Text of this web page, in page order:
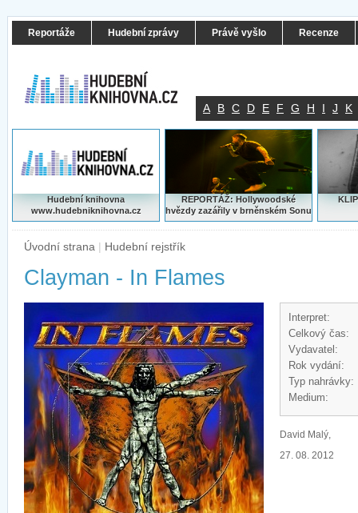
Reportáže Hudební zprávy Právě vyšlo Recenze
A B C D E F G H I J K
Hudební knihovna
www.hudebniknihovna.cz
REPORTÁŽ: Hollywoodské
hvězdy zazářily v brněnském Sonu
Úvodní strana | Hudební rejstřík
Clayman - In Flames
Interpret:
Celkový čas:
Vydavatel:
Rok vydání:
Typ nahrávky:
Medium:
David Malý,
27. 08. 2012